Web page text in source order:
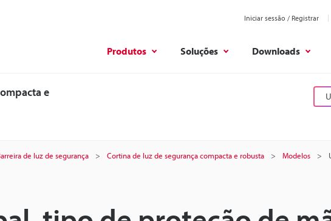
Iniciar sessão / Registrar
Produtos Soluções Downloads
e
de luz de segurança Cortina de luz de segurança compacta e robusta Modelos